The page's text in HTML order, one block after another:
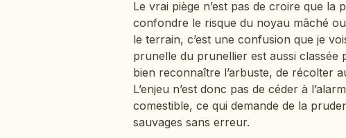
Le vrai piège n’est pas de croire que la
confondre le risque du noyau mâché
le terrain, c’est une confusion que je
prunelle du prunellier est aussi classée
bien reconnaître l’arbuste, de récolter
L’enjeu n’est donc pas de céder à
comestible, ce qui demande de la
sauvages sans erreur.